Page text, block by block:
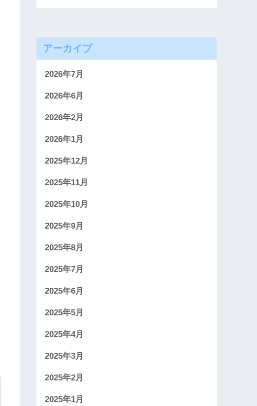
アーカイブ
2026年7月
2026年6月
2026年2月
2026年1月
2025年12月
2025年11月
2025年10月
2025年9月
2025年8月
2025年7月
2025年6月
2025年5月
2025年4月
2025年3月
2025年2月
2025年1月